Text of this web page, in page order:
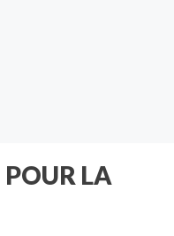
LA